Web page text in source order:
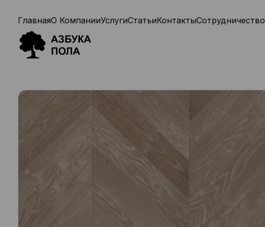
ГлавнаяО КомпанииУслугиСтатьиКонтактыСотрудничество